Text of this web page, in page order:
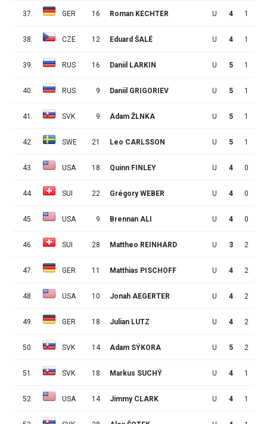
37. GER 16 Roman KECHTER U 4 1
38. CZE 12 Eduard ŠALÉ U 4 1
39. RUS 16 Daniil LARKIN U 5 1
40. RUS 9 Daniil GRIGORIEV U 5 1
41. SVK 9 Adam ŽLNKA U 5 1
42. SWE 21 Leo CARLSSON U 5 1
43. USA 18 Quinn FINLEY U 4 0
44. SUI 22 Grégory WEBER U 4 0
45. USA 9 Brennan ALI U 4 0
46. SUI 28 Mattheo REINHARD U 3 2
47. GER 11 Matthias PISCHOFF U 4 2
48. USA 10 Jonah AEGERTER U 4 2
49. GER 18 Julian LUTZ U 4 2
50. SVK 14 Adam SÝKORA U 5 2
51. SVK 18 Markus SUCHÝ U 4 1
52. USA 14 Jimmy CLARK U 4 1